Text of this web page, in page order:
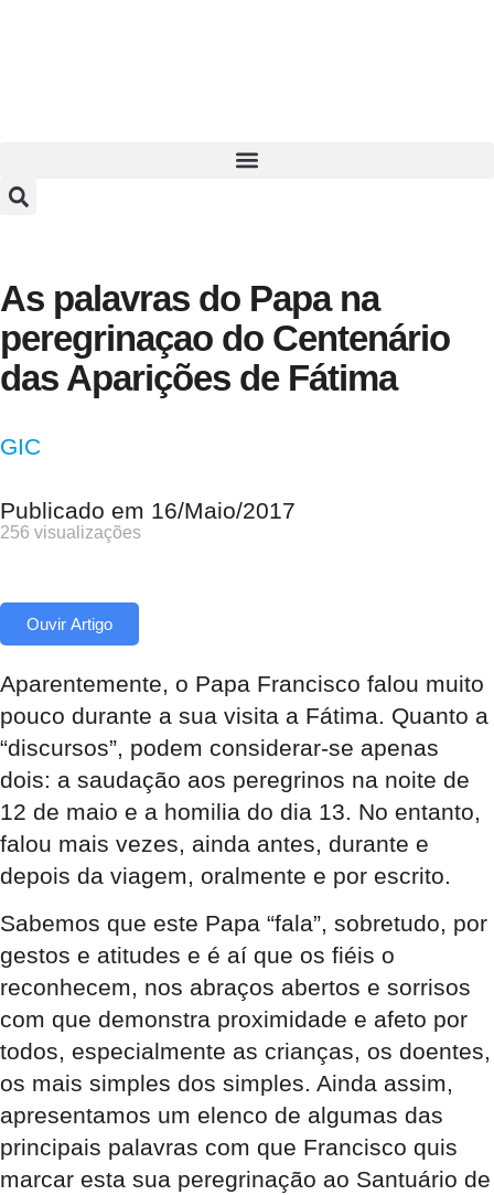
As palavras do Papa na
peregrinaçao do Centenário
das Aparições de Fátima
GIC
Publicado em 16/Maio/2017
256 visualizações
Ouvir Artigo
Aparentemente, o Papa Francisco falou muito
pouco durante a sua visita a Fátima. Quanto a
“discursos”, podem considerar-se apenas
dois: a saudação aos peregrinos na noite de
12 de maio e a homilia do dia 13. No entanto,
falou mais vezes, ainda antes, durante e
depois da viagem, oralmente e por escrito.
Sabemos que este Papa “fala”, sobretudo, por
gestos e atitudes e é aí que os fiéis o
reconhecem, nos abraços abertos e sorrisos
com que demonstra proximidade e afeto por
todos, especialmente as crianças, os doentes,
os mais simples dos simples. Ainda assim,
apresentamos um elenco de algumas das
principais palavras com que Francisco quis
marcar esta sua peregrinação ao Santuário de